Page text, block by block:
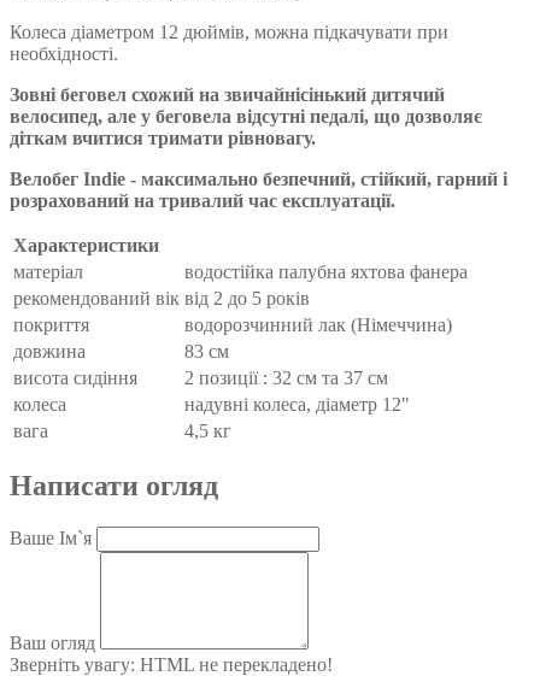
Колеса діаметром 12 дюймів, можна підкачувати при
необхідності.
Зовні беговел схожий на звичайнісінький дитячий
велосипед, але у беговела відсутні педалі, що дозволяє
діткам вчитися тримати рівновагу.
Велобег Indie - максимально безпечний, стійкий, гарний і
розрахований на тривалий час експлуатації.
Характеристики
матеріал
водостійка палубна яхтова фанера
рекомендований вік від 2 до 5 років
покриття
водорозчинний лак (Німеччина)
довжина
83 см
висота сидіння
2 позиції : 32 см та 37 см
колеса
надувні колеса, діаметр 12"
вага
4,5 кг
Написати огляд
Ваше Ім`я
Ваш огляд
Зверніть увагу: HTML не перекладено!